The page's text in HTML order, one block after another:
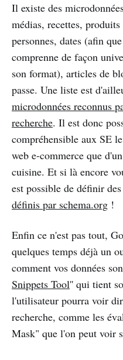
Il existe des
médias, recettes,
personnes, dates (afin
comprenne de façon
son format), articles de
passe. Une liste est
microdonnées reconnus
recherche. Il est donc
compréhensible aux SE
web e-commerce que
cuisine. Et si là encore
est possible de définir des
définis par schema.org !
Enfin ce n'est pas tout,
quelques temps déjà un
comment vos données
Snippets Tool'' qui tient
l'utilisateur pourra voir
recherche, comme les
Mask" que l'on peut voir